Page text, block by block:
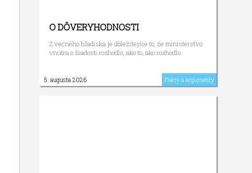
O DÔVERYHODNOSTI
Z vecného hľadiska je dôležitejšie to, že ministerstvo
vnútra o žiadosti rozhodlo, ako to, ako rozhodlo.
5. augusta 2026 Fakty a argumenty